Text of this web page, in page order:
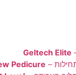
Geltech Elite
–
Pedicure